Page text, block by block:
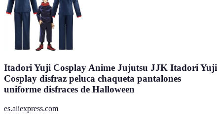
Itadori Yuji Cosplay Anime Jujutsu JJK Itadori Yuji
Cosplay disfraz peluca chaqueta pantalones
uniforme disfraces de Halloween
es.aliexpress.com